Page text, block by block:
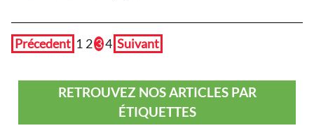
Précedent 1 2 34 Suivant
RETROUVEZ NOS ARTICLES PAR
ÉTIQUETTES